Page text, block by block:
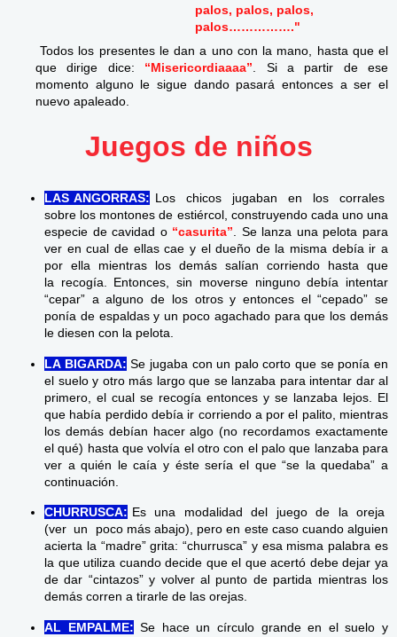
palos, palos, palos,
palos……………."
Todos los presentes le dan a uno con la mano, hasta que el
que dirige dice: “Misericordiaaaa” . Si a partir de ese
momento alguno le sigue dando pasará entonces a ser el
nuevo apaleado.
Juegos de niños
LAS ANGORRAS: Los chicos jugaban en los corrales
sobre los montones de estiércol, construyendo cada uno una
especie de cavidad o “casurita” . Se lanza una pelota para
ver en cual de ellas cae y el dueño de la misma debía ir a
por ella mientras los demás salían corriendo hasta que
la recogía. Entonces, sin moverse ninguno debía intentar
“cepar” a alguno de los otros y entonces el “cepado” se
ponía de espaldas y un poco agachado para que los demás
le diesen con la pelota.
LA BIGARDA: Se jugaba con un palo corto que se ponía en
el suelo y otro más largo que se lanzaba para intentar dar al
primero, el cual se recogía entonces y se lanzaba lejos. El
que había perdido debía ir corriendo a por el palito, mientras
los demás debían hacer algo (no recordamos exactamente
el qué) hasta que volvía el otro con el palo que lanzaba para
ver a quién le caía y éste sería el que “se la quedaba” a
continuación.
CHURRUSCA: Es una modalidad del juego de la oreja
(ver un poco más abajo), pero en este caso cuando alguien
acierta la “madre” grita: “churrusca” y esa misma palabra es
la que utiliza cuando decide que el que acertó debe dejar ya
de dar “cintazos” y volver al punto de partida mientras los
demás corren a tirarle de las orejas.
AL EMPALME: Se hace un círculo grande en el suelo y